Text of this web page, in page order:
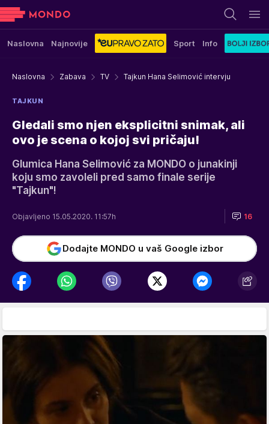
Naslovna Najnovije Sport Info
Naslovna Zabava TV Tajkun Hana Selimović intervju
TAJKUN
Gledali smo njen eksplicitni snimak, ali
ovo je scena o kojoj svi pričaju!
Glumica Hana Selimović za MONDO o junakinji
koju smo zavoleli pred samo finale serije
"Tajkun"!
Objavljeno 15.05.2020. 11:57h 16
Dodajte MONDO u vaš Google izbor